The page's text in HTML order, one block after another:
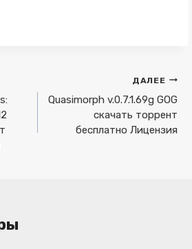
ДАЛЕЕ
Quasimorph v.0.7.1.69g GOG
скачать торрент
бесплатно Лицензия